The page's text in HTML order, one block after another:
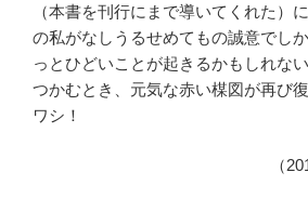
（本書を刊行にまで導いてくれた）
の私がなしうるせめてもの誠意でし
っとひどいことが起きるかもしれな
つかむとき、元気な赤い楳図が再び
ワシ！
（